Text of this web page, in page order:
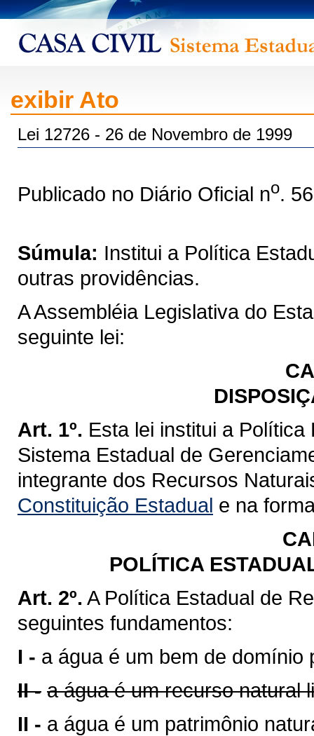
exibir Ato
Lei 12726 - 26 de Novembro de 1999
Publicado no Diário Oficial no.
Súmula: Institui a Política
outras providências.
A Assembléia Legislativa do
seguinte lei:
Art. 1º. Esta lei institui a
Sistema Estadual de
integrante dos Recursos
Constituição Estadual e na
POLÍTICA
Art. 2º. A Política Estadual de
seguintes fundamentos:
I - a água é um bem de domínio
II - a água é um recurso natural
II - a água é um patrimônio